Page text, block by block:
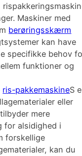
Maskiner med
berøringsskærm
kan have
specifikke behov
funktioner og
ris-pakkemaskineS
eller
mere
for alsidighed i
forskellige
kan du